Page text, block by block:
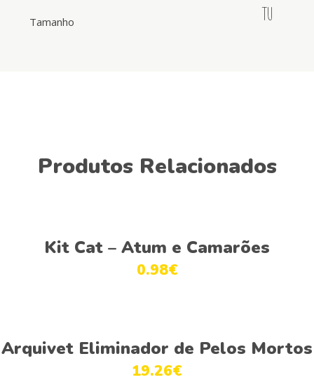
Tamanho TU
Produtos Relacionados
Ver opções
Kit Cat – Atum e Camarões
0.98€
Adicionar
Arquivet Eliminador de Pelos Mortos
19.26€